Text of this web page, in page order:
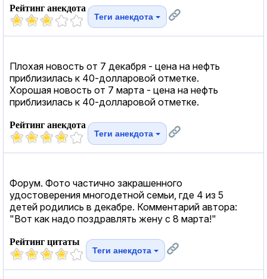
Рейтинг анекдота
Теги анекдота
Плохая новость от 7 декабря - цена на нефть
приблизилась к 40-долларовой отметке.
Хорошая новость от 7 марта - цена на нефть
приблизилась к 40-долларовой отметке.
Рейтинг анекдота
Теги анекдота
Форум. Фото частично закрашенного
удостоверения многодетной семьи, где 4 из 5
детей родились в декабре. Комментарий автора:
"Вот как надо поздравлять жену с 8 марта!"
Рейтинг цитаты
Теги анекдота